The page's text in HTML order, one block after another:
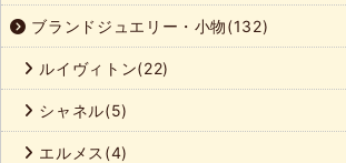
ブランドジュエリー・小物(132)
ルイヴィトン(22)
シャネル(5)
エルメス(4)